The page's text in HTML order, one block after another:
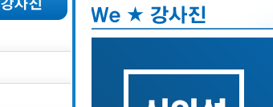
프리패스
스마트학습실
학원 강의
프리패스